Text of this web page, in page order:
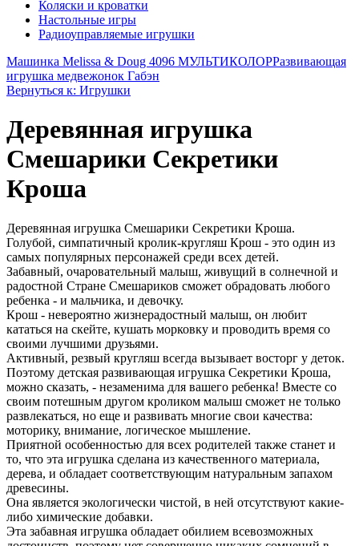
Коляски и кроватки
Настольные игры
Радиоуправляемые игрушки
Машинка Melissa & Doug 4096 МУЛЬТИКОЛОРРазвивающая
игрушка медвежонок Габэн
Вернуться к: Игрушки
Деревянная игрушка
Смешарики Секретики
Кроша
Деревянная игрушка Смешарики Секретики Кроша.
Голубой, симпатичный кролик-кругляш Крош - это один из
самых популярных персонажей среди всех детей.
Забавный, очаровательный малыш, живущий в солнечной и
радостной Стране Смешариков сможет обрадовать любого
ребенка - и мальчика, и девочку.
Крош - невероятно жизнерадостный малыш, он любит
кататься на скейте, кушать морковку и проводить время со
своими лучшими друзьями.
Активный, резвый кругляш всегда вызывает восторг у деток.
Поэтому детская развивающая игрушка Секретики Кроша,
можно сказать, - незаменима для вашего ребенка! Вместе со
своим потешным другом кроликом малыш сможет не только
развлекаться, но еще и развивать многие свои качества:
моторику, внимание, логическое мышление.
Приятной особенностью для всех родителей также станет и
то, что эта игрушка сделана из качественного материала,
дерева, и обладает соответствующим натуральным запахом
древесины.
Она является экологически чистой, в ней отсутствуют какие-
либо химические добавки.
Эта забавная игрушка обладает обилием всевозможных